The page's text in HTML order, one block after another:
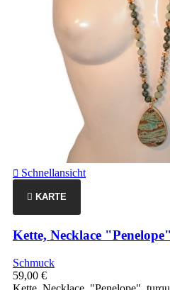
Schnellansicht
 KARTE
Kette, Necklace "Penelope"
Schmuck
59,00 €